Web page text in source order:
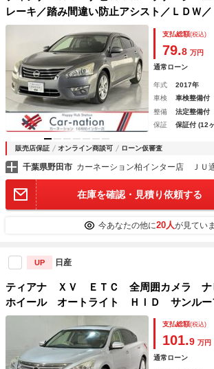
レーキ／踏み間違い防止アシスト／ＬＤＷ
／ＨＩＤヘッド・Ｆフォグ／黒革シート／シ
オットマン／コネクトナビゲーション／ア
Ｔ／ＥＴＣ
支払総額(税込)
79.8 万円
通常ローン
年式 2017年
車検
車検整備付
整備
法定整備付
保証
保証付 (12
販売店保証 オンライン商談可 ローン仮審査
千葉県野田市 カーネーション柏インター店 ＪＵ
在庫を確認・見積り依頼する
今あなたの他に20人が見てい
UP 日産
ティアナ ＸＶ ＥＴＣ 全周囲カメラ
ホイール オートライト ＨＩＤ サンル
ートキー パワーシート ＣＤ 革シート Ｂ
ｈ パワーウインドウ パワーステアリング
支払総額(税込)
101.9 万円
通常ローン